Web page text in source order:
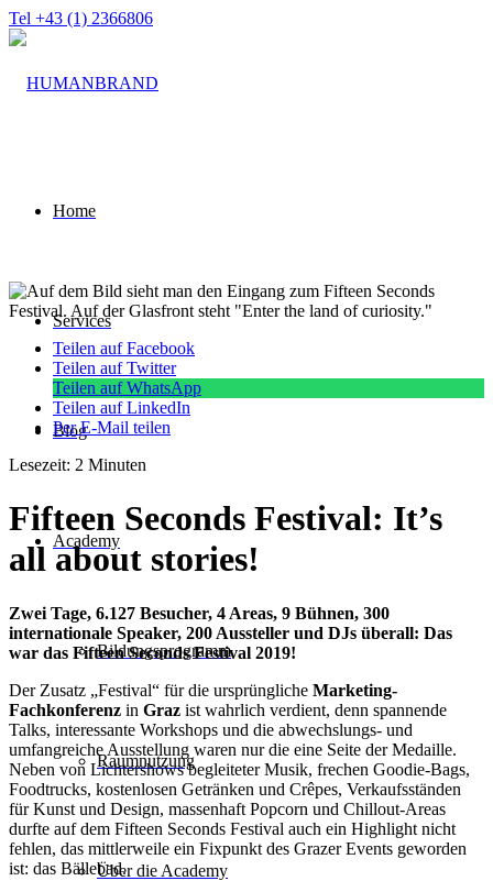
Tel +43 (1) 2366806
Home
Services
Blog
Academy
Bildungsprogramm
Raumnutzung
Über die Academy
Teilen auf Facebook
Teilen auf Twitter
Teilen auf WhatsApp
Teilen auf LinkedIn
Per E-Mail teilen
Lesezeit: 2 Minuten
Fifteen Seconds Festival: It’s
all about stories!
Zwei Tage, 6.127 Besucher, 4 Areas, 9 Bühnen, 300
internationale Speaker, 200 Aussteller und DJs überall: Das
war das Fifteen Seconds Festival 2019!
Der Zusatz „Festival“ für die ursprüngliche Marketing-
Fachkonferenz in Graz ist wahrlich verdient, denn spannende
Talks, interessante Workshops und die abwechslungs- und
umfangreiche Ausstellung waren nur die eine Seite der Medaille.
Neben von Lichtershows begleiteter Musik, frechen Goodie-Bags,
Foodtrucks, kostenlosen Getränken und Crêpes, Verkaufsständen
für Kunst und Design, massenhaft Popcorn und Chillout-Areas
durfte auf dem Fifteen Seconds Festival auch ein Highlight nicht
fehlen, das mittlerweile ein Fixpunkt des Grazer Events geworden
ist: das Bällebad.